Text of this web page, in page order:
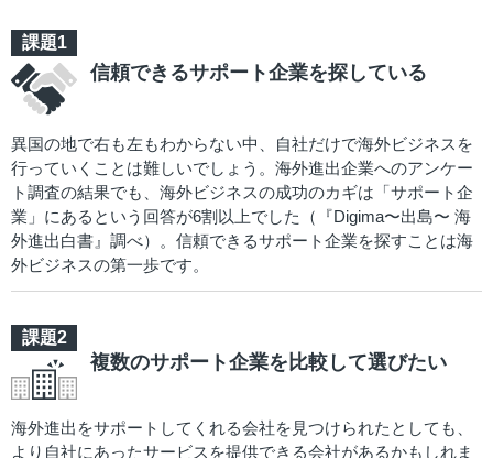
信頼できるサポート企業を探している
異国の地で右も左もわからない中、自社だけで海外ビジネスを
行っていくことは難しいでしょう。海外進出企業へのアンケー
ト調査の結果でも、海外ビジネスの成功のカギは「サポート企
業」にあるという回答が6割以上でした（『Digima〜出島〜 海
外進出白書』調べ）。信頼できるサポート企業を探すことは海
外ビジネスの第一歩です。
複数のサポート企業を比較して選びたい
海外進出をサポートしてくれる会社を見つけられたとしても、
より自社にあったサービスを提供できる会社があるかもしれま